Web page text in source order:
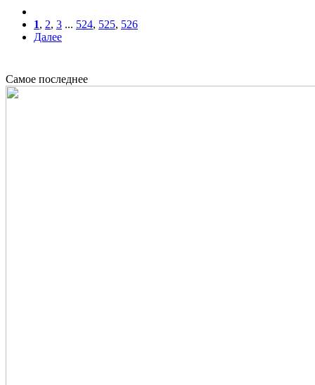
1, 2, 3 ... 524, 525, 526
Далее
Самое последнее